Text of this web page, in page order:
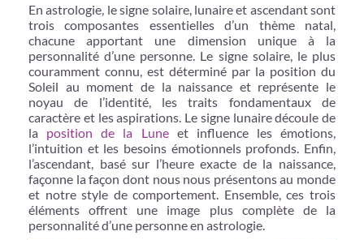
En astrologie, le signe solaire, lunaire et ascendant sont
trois composantes essentielles d’un thème natal,
chacune apportant une dimension unique à la
personnalité d’une personne. Le signe solaire, le plus
couramment connu, est déterminé par la position du
Soleil au moment de la naissance et représente le
noyau de l’identité, les traits fondamentaux de
caractère et les aspirations. Le signe lunaire découle de
la position de la Luneet influence les émotions,
l’intuition et les besoins émotionnels profonds. Enfin,
l’ascendant, basé sur l’heure exacte de la naissance,
façonne la façon dont nous nous présentons au monde
et notre style de comportement. Ensemble, ces trois
éléments offrent une image plus complète de la
personnalité d’une personne en astrologie.